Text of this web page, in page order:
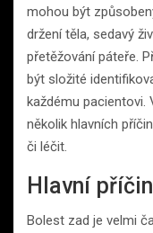
mohou být
držení těla, sedavý
přetěžování páteře.
být složité
každému pacientovi.
několik hlavních
či léčit.
Hlavní
Bolest zad je velmi